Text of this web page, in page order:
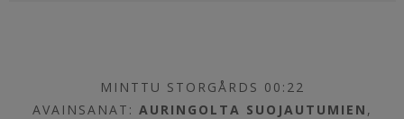
MINTTU STORGÅRDS 00:22
AVAINSANAT:AURINGOLTA SUOJAUTUMIEN ,